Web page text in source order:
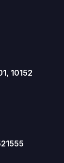
10152